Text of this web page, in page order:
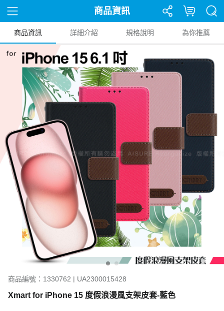
商品資訊
商品資訊 詳細介紹 規格說明 為你推薦
商品編號：1330762 | UA2300015428
Xmart for iPhone 15 度假浪漫風支架皮套-藍色